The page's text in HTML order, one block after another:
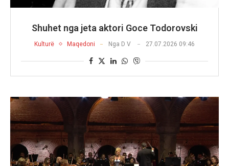
Shuhet nga jeta aktori Goce Todorovski
Kulturë Maqedoni Nga D V 27.07.2026 09:46